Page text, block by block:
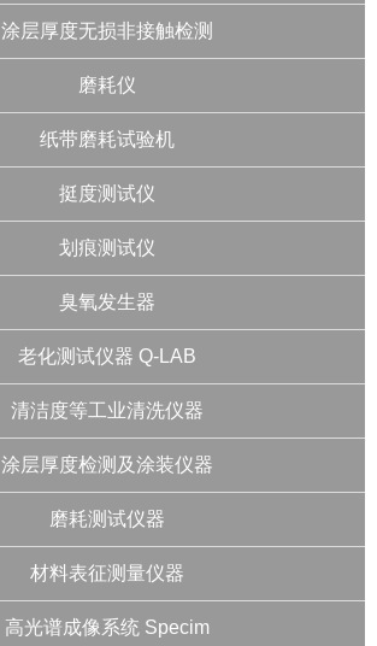
涂层厚度无损非接触检测
磨耗仪
纸带磨耗试验机
挺度测试仪
划痕测试仪
臭氧发生器
老化测试仪器 Q-LAB
清洁度等工业清洗仪器
涂层厚度检测及涂装仪器
磨耗测试仪器
材料表征测量仪器
高光谱成像系统 Specim